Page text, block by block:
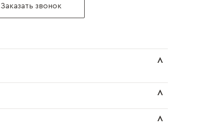
Заказать звонок